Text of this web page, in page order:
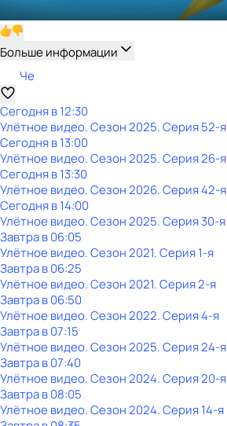
Больше информации
Че
Сегодня в 12:30
Улётное видео. Сезон 2025. Серия 52-я
Сегодня в 13:00
Улётное видео. Сезон 2025. Серия 26-я
Сегодня в 13:30
Улётное видео. Сезон 2026. Серия 42-я
Сегодня в 14:00
Улётное видео. Сезон 2025. Серия 30-я
Завтра в 06:05
Улётное видео. Сезон 2021. Серия 1-я
Завтра в 06:25
Улётное видео. Сезон 2021. Серия 2-я
Завтра в 06:50
Улётное видео. Сезон 2022. Серия 4-я
Завтра в 07:15
Улётное видео. Сезон 2025. Серия 24-я
Завтра в 07:40
Улётное видео. Сезон 2024. Серия 20-я
Завтра в 08:05
Улётное видео. Сезон 2024. Серия 14-я